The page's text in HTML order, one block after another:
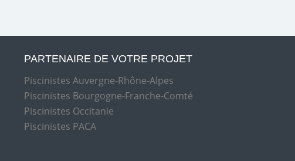
PARTENAIRE DE VOTRE PROJET
Piscinistes Auvergne-Rhône-Alpes
Piscinistes Bourgogne-Franche-Comté
Piscinistes Occitanie
Piscinistes PACA